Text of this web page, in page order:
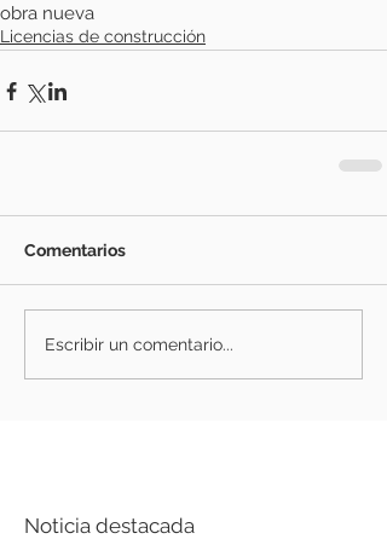
obra nueva
Licencias de construcción
Comentarios
Escribir un comentario...
Noticia destacada